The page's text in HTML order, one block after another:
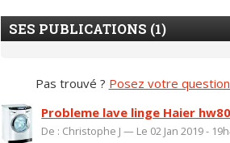
SES PUBLICATIONS (1)
Pas trouvé ? Posez votre
Probleme lave linge Haier
De : Christophe J — Le 02 Jan 2019 -